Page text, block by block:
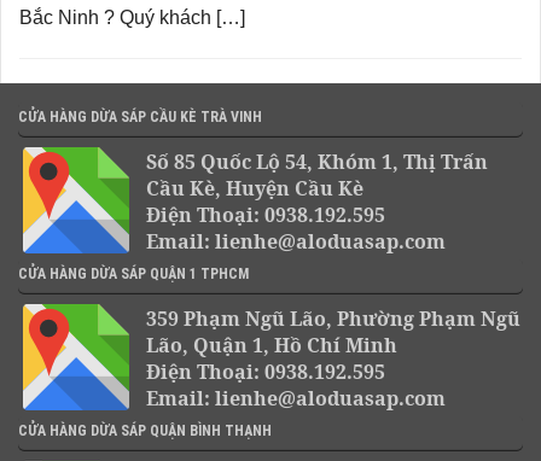
Bắc Ninh ? Quý khách […]
CỬA HÀNG DỪA SÁP CẦU KÈ TRÀ VINH
Số 85 Quốc Lộ 54, Khóm 1, Thị Trấn
Cầu Kè, Huyện Cầu Kè
Điện Thoại: 0938.192.595
Email: lienhe@aloduasap.com
CỬA HÀNG DỪA SÁP QUẬN 1 TPHCM
359 Phạm Ngũ Lão, Phường Phạm Ngũ
Lão, Quận 1, Hồ Chí Minh
Điện Thoại: 0938.192.595
Email: lienhe@aloduasap.com
CỬA HÀNG DỪA SÁP QUẬN BÌNH THẠNH